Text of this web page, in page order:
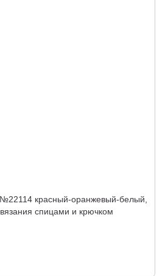
красный-оранжевый-белый,
спицами и крючком